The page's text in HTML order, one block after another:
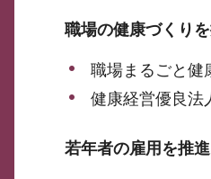
職場の健康づくり
職場まるごと健
健康経営優良
若年者の雇用を推